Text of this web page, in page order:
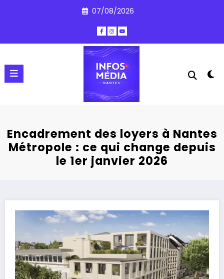
07/08/2026
Encadrement des loyers à Nantes
Métropole : ce qui change depuis
le 1er janvier 2026